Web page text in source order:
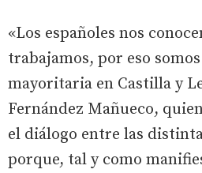
«Los españoles nos
trabajamos, por eso
mayoritaria en Castilla y
Fernández Mañueco,
el diálogo entre las
porque, tal y como